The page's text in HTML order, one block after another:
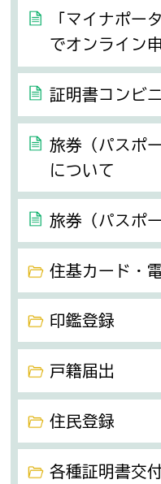
「マイナポー
でオンライン
証明書コンビ
旅券（パスポ
について
旅券（パスポ
住基カード・
印鑑登録
戸籍届出
住民登録
各種証明書交